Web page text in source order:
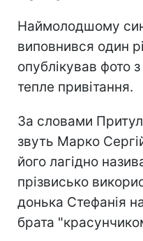
Наймолодшому
виповнився один
опублікував фото
тепле привітання.
За словами
звуть Марко
його лагідно
прізвисько
донька Стефанія
брата